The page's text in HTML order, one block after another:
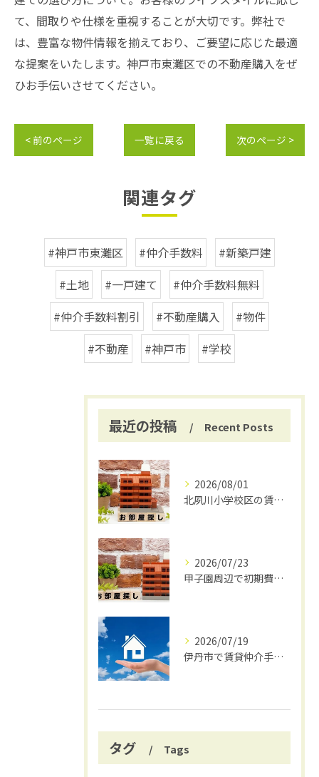
て、間取りや仕様を重視することが大切です。弊社で
は、豊富な物件情報を揃えており、ご要望に応じた最適
な提案をいたします。神戸市東灘区での不動産購入をぜ
ひお手伝いさせてください。
< 前のページ 一覧に戻る 次のページ >
関連タグ
#神戸市東灘区 #仲介手数料
#新築戸建
#土地
#一戸建て
#仲介手数料無料
#仲介手数料割引
#不動産購入
#物件
#不動産
#神戸市 #学校
最近の投稿 Recent Posts
2026/08/01
北夙川小学校区の賃貸と仲介手数料無料の魅力
2026/07/23
甲子園周辺で初期費用安く賃貸探し
2026/07/19
伊丹市で賃貸仲介手数料無料の賢い借り方
タグ Tags